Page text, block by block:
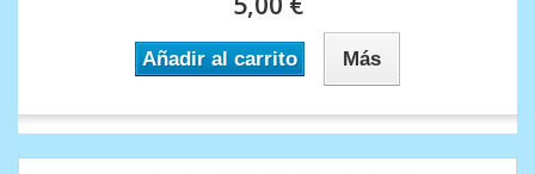
Añadir al carrito Más